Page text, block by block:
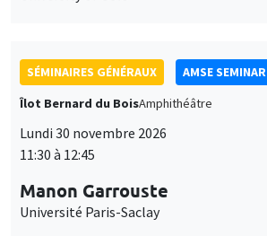
SÉMINAIRES GÉNÉRAUX
AMSE SEMINAR
Îlot Bernard du BoisAmphithéâtre
Lundi 30 novembre 2026
11:30 à 12:45
Manon Garrouste
Université Paris-Saclay